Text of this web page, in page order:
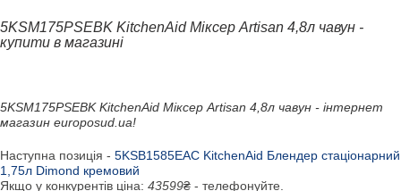
5KSM175PSEBK KitchenAid Міксер Artisan 4,8л чавун -
купити в магазині
5KSM175PSEBK KitchenAid Міксер Artisan 4,8л чавун - інтернет
магазин europosud.ua!
Наступна позиція - 5KSB1585EAC KitchenAid Блендер стаціонарний
1,75л Dimond кремовий
Якщо у конкурентів ціна: 43599₴ - телефонуйте.